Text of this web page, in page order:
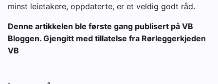
minst leietakere, oppdaterte, er et veldig godt råd.
Denne artikkelen ble første gang publisert på VB
Bloggen. Gjengitt med tillatelse fra Rørleggerkjeden
VB